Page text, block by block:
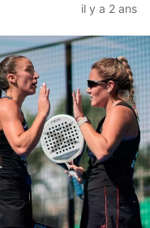
il y a 2 ans